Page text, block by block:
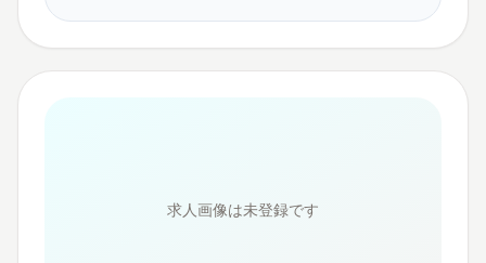
求人画像は未登録です